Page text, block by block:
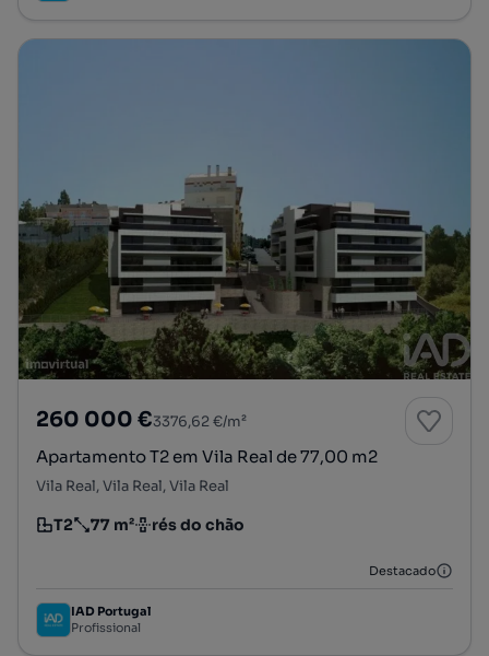
260 000 €3376,62 €/m²
Apartamento T2 em Vila Real de 77,00 m2
Vila Real, Vila Real, Vila Real
Tipologia
T2
Preço por metro quadrado
77 m²
Andar rés do chão
Destacado
IAD Portugal
Profissional